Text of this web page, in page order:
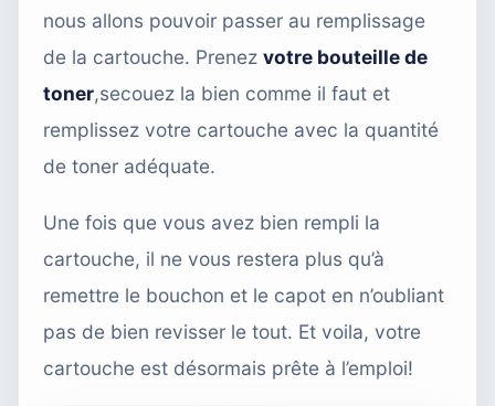
nous allons pouvoir passer au remplissage
de la cartouche. Prenez votre bouteille de
toner,secouez la bien comme il faut et
remplissez votre cartouche avec la quantité
de toner adéquate.
Une fois que vous avez bien rempli la
cartouche, il ne vous restera plus qu’à
remettre le bouchon et le capot en n’oubliant
pas de bien revisser le tout. Et voila, votre
cartouche est désormais prête à l’emploi!